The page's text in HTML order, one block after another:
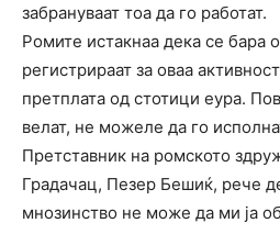
забрануваат тоа да го работат.
Ромите истакнаа дека се бара
регистрираат за оваа
претплата од стотици еура.
велат, не можеле да го
Претставник на ромското
Градачац, Пезер Бешиќ, рече
мнозинство не може да ми ја